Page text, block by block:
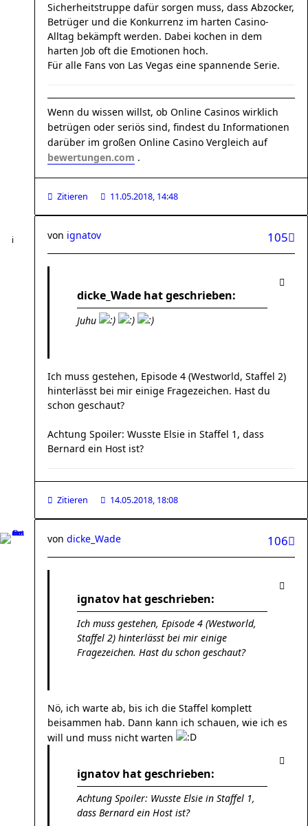
Sicherheitstruppe dafür sorgen muss, dass Abzocker,
Betrüger und die Konkurrenz im harten Casino-
Alltag bekämpft werden. Dabei kochen in dem
harten Job oft die Emotionen hoch.
Für alle Fans von Las Vegas eine spannende Serie.
Wenn du wissen willst, ob Online Casinos wirklich
betrügen oder seriös sind, findest du Informationen
darüber im großen Online Casino Vergleich auf
bewertungen.com .
Zitieren 11.05.2018, 14:48
105
von ignatov
dicke_Wade hat geschrieben:
Juhu
Ich muss gestehen, Episode 4 (Westworld, Staffel 2)
hinterlässt bei mir einige Fragezeichen. Hast du
schon geschaut?
Achtung Spoiler: Wusste Elsie in Staffel 1, dass
Bernard ein Host ist?
Zitieren 14.05.2018, 18:08
106
von dicke_Wade
ignatov hat geschrieben:
Ich muss gestehen, Episode 4 (Westworld,
Staffel 2) hinterlässt bei mir einige
Fragezeichen. Hast du schon geschaut?
Nö, ich warte ab, bis ich die Staffel komplett
beisammen hab. Dann kann ich schauen, wie ich es
will und muss nicht warten
ignatov hat geschrieben:
Achtung Spoiler: Wusste Elsie in Staffel 1,
dass Bernard ein Host ist?